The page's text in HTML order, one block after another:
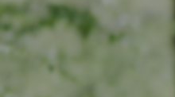
スクール概要